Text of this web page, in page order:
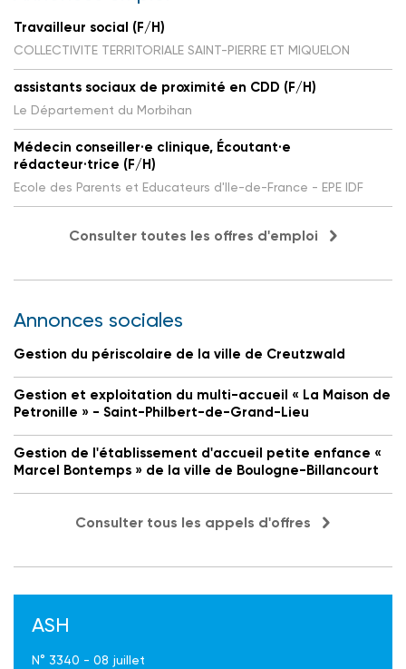
Travailleur social (F/H)
COLLECTIVITE TERRITORIALE SAINT-PIERRE ET MIQUELON
assistants sociaux de proximité en CDD (F/H)
Le Département du Morbihan
Médecin conseiller·e clinique, Écoutant·e
rédacteur·trice (F/H)
Ecole des Parents et Educateurs d'Ile-de-France - EPE IDF
Consulter toutes les offres d'emploi
Annonces sociales
Gestion du périscolaire de la ville de Creutzwald
Gestion et exploitation du multi-accueil « La Maison de
Petronille » - Saint-Philbert-de-Grand-Lieu
Gestion de l'établissement d'accueil petite enfance «
Marcel Bontemps » de la ville de Boulogne-Billancourt
Consulter tous les appels d'offres
ASH
N° 3340 - 08 juillet